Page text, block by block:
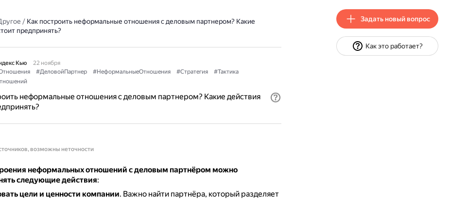
/ Как построить неформальные отношения с деловым партнером? Какие
предпринять?
Кью
22 ноября
#ДеловойПартнер #НеформальныеОтношения #Стратегия
#Тактика
неформальные отношения с деловым партнером? Какие действия
возможны неточности
неформальных отношений с деловым партнёром можно
следующие действия:
цели и ценности компании. Важно найти партнёра, который разделяет
Задать новый вопрос
Как это работает?